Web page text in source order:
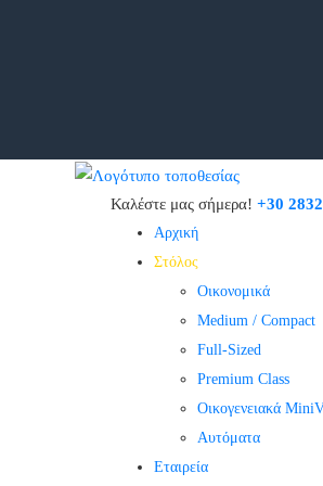
Καλέστε μας σήμερα! +30
Αρχική
Στόλος
Οικονομικά
Medium / Compact
Full-Sized
Premium Class
Οικογενειακά
Αυτόματα
Εταιρεία